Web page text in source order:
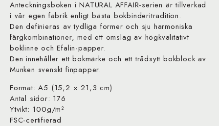
Anteckningsboken i NATURAL AFFAIR-serien är tillverkad
i vår egen fabrik enligt bästa bokbinderitradition.
Den definieras av tydliga former och sju harmoniska
färgkombinationer, med ett omslag av högkvalitativt
boklinne och Efalin-papper.
Den innehåller ett bokmärke och ett trådsytt bokblock av
Munken svenskt finpapper.
Format: A5 (15,2 × 21,3 cm)
Antal sidor: 176
Ytvikt: 100g/m²
FSC-certifierad